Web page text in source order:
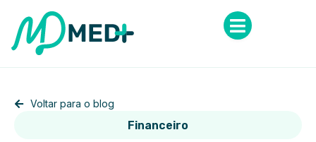
Voltar para o blog
Financeiro